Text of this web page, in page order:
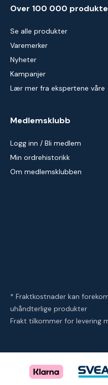
Over 100 000
Se alle produkter
Varemerker
Nyheter
Kampanjer
Lær mer fra ekspertene våre
Medlemsklubb
Logg inn / Bli medlem
Min ordrehistorikk
Om medlemsklubben
* Fraktkostnader kan
uhåndterlige produkter
Frakt tilkommer for levering